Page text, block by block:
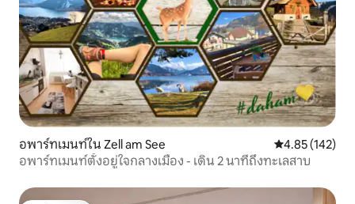
อพาร์ทเมนท์ใน Zell am See คะแนนเฉลี่ย
4.85 (142)
อพาร์ทเมนท์ตั้งอยู่ใจกลางเมือง - เดิน 2 นาทีถึงทะเลสาบ